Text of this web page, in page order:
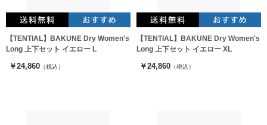
【TENTIAL】BAKUNE Dry Women's
Long 上下セット イエロー L
￥24,860 （税込）
【TENTIAL】BAKUNE Dry Women's
Long 上下セット イエロー XL
￥24,860 （税込）